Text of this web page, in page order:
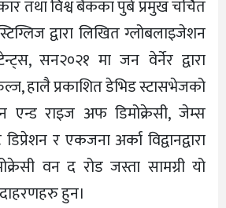
तथा विश्व बैंकका पुर्ब प्रमुख चर्चित
द्वारा लिखित ग्लोबलाइजेशन
सन२०२१ मा जन वेर्नेर द्वारा
हालै प्रकाशित डेभिड स्टासभेजको
एन्ड राइज अफ डिमोक्रेसी, जेम्स
र एकजना अर्का विद्वानद्वारा
वन द रोड जस्ता सामग्री यो
हुन।